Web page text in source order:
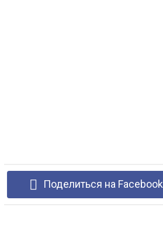
Поделиться на Facebook